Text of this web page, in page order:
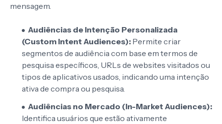
mensagem.
Audiências de Intenção Personalizada
(Custom Intent Audiences): Permite criar
segmentos de audiência com base em termos de
pesquisa específicos, URLs de websites visitados ou
tipos de aplicativos usados, indicando uma intenção
ativa de compra ou pesquisa.
Audiências no Mercado (In-Market Audiences):
Identifica usuários que estão ativamente